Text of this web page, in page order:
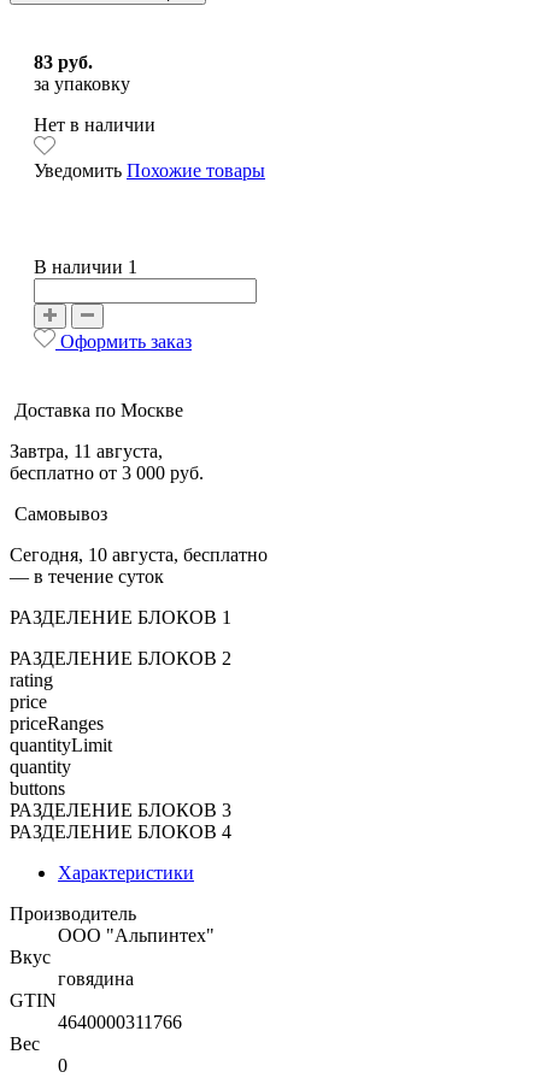
83 руб.
за упаковку
Нет в наличии
Уведомить Похожие товары
В наличии 1
Оформить заказ
Доставка по Москве
Завтра, 11 августа,
бесплатно от 3 000 руб.
Самовывоз
Сегодня, 10 августа, бесплатно
— в течение суток
РАЗДЕЛЕНИЕ БЛОКОВ 1
РАЗДЕЛЕНИЕ БЛОКОВ 2
rating
price
priceRanges
quantityLimit
quantity
buttons
РАЗДЕЛЕНИЕ БЛОКОВ 3
РАЗДЕЛЕНИЕ БЛОКОВ 4
Характеристики
Производитель
ООО "Альпинтех"
Вкус
говядина
GTIN
4640000311766
Вес
0